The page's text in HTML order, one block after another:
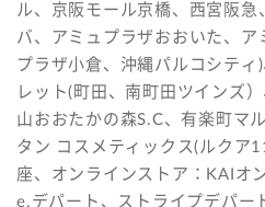
ル、京阪モール京橋、西宮阪急
バ、アミュプラザおおいた、ア
プラザ小倉、沖縄パルコシテ
レット(町田、南町田ツインズ
山おおたかの森S.C、有楽町マ
タン コスメティックス(ルクア
座、オンラインストア：KAIオ
e.デパート、ストライプデパー